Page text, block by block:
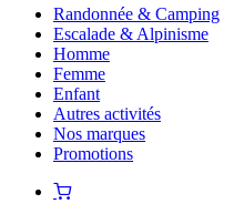
Randonnée & Camping
Escalade & Alpinisme
Homme
Femme
Enfant
Autres activités
Nos marques
Promotions